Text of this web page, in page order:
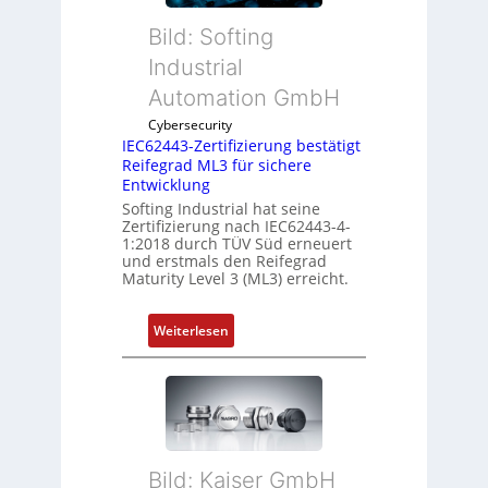
G
V
u
n
d
o
b
t
i
k
h
e
S
e
s
o
-
I
n
t
g
r
t
i
o
i
Bild: Softing
Industrial
Automation GmbH
Cybersecurity
IEC62443-Zertifizierung bestätigt
Reifegrad ML3 für sichere
Entwicklung
Softing Industrial hat seine
Zertifizierung nach IEC62443-4-
1:2018 durch TÜV Süd erneuert
und erstmals den Reifegrad
Maturity Level 3 (ML3) erreicht.
Weiterlesen:
I
E
C
6
Bild: Kaiser GmbH